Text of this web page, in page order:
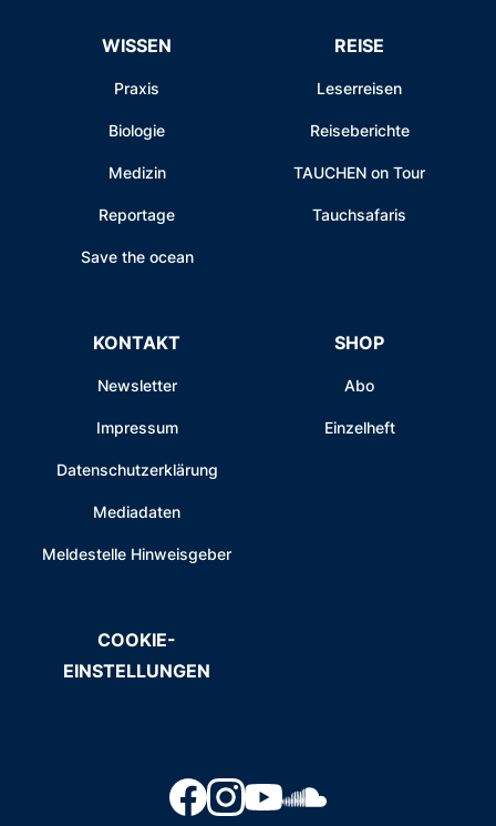
WISSEN
Praxis
Biologie
Medizin
Reportage
Save the ocean
REISE
Leserreisen
Reiseberichte
TAUCHEN on Tour
Tauchsafaris
KONTAKT
Newsletter
Impressum
Datenschutzerklärung
Mediadaten
Meldestelle Hinweisgeber
SHOP
Abo
Einzelheft
COOKIE-
EINSTELLUNGEN